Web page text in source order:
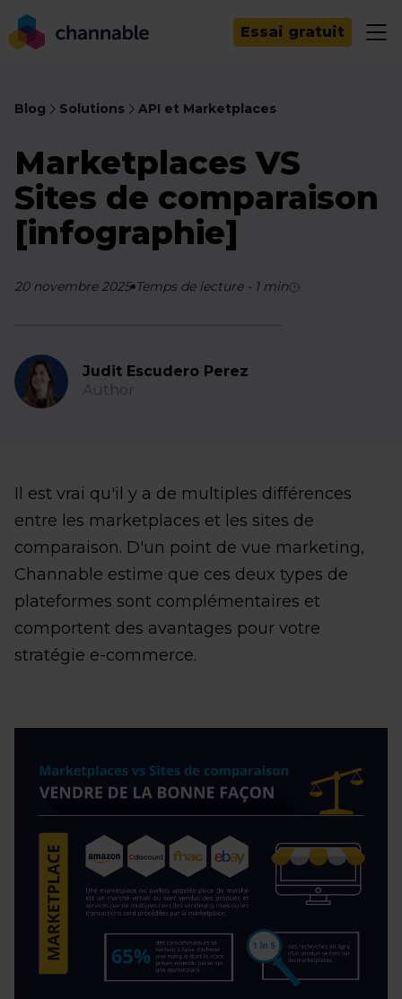
Essai gratuit
Blog Solutions API et Marketplaces
Marketplaces VS
Sites de comparaison
[infographie]
20 novembre 2025 Temps de lecture- 1min
Judit Escudero Perez
Author
Il est vrai qu'il y a de multiples différences
entre les marketplaces et les sites de
comparaison. D'un point de vue marketing,
Channable estime que ces deux types de
plateformes sont complémentaires et
comportent des avantages pour votre
stratégie e-commerce.